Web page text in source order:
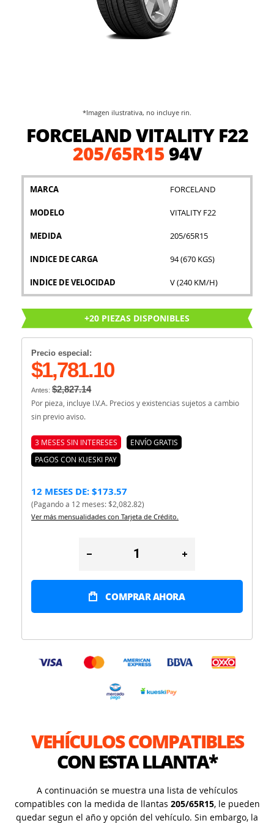
FORCELAND VITALITY F22
205/65R1594V
MARCA FORCELAND
MODELO VITALITY F22
MEDIDA 205/65R15
INDICE DE CARGA 94 (670 KGS)
INDICE DE VELOCIDAD V (240 KM/H)
+20 PIEZAS DISPONIBLES
Precio especial:
$1,781.10
Antes: $2,827.14
Por pieza, incluye I.V.A. Precios y existencias sujetos a cambio
sin previo aviso.
3 MESES SIN INTERESES
ENVÍO GRATIS
PAGOS CON KUESKI PAY
12 MESES DE: $173.57
(Pagando a 12 meses: $2,082.82)
Ver más mensualidades con Tarjeta de Crédito.
COMPRAR AHORA
*Imagen ilustrativa, no incluye rin.
galería
imágenes
VEHÍCULOS COMPATIBLES
CON ESTA LLANTA*
A continuación se muestra una lista de vehículos
compatibles con la medida de llantas 205/65R15, le pueden
quedar segun el año y opción del vehículo. Sin embargo, la